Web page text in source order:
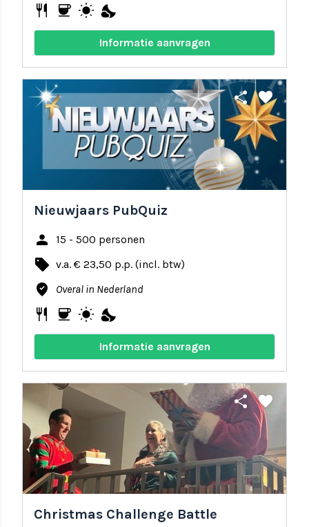
restaurant coffee wb_sunny nights_stay
Informatie aanvragen
share favorite
Nieuwjaars PubQuiz
person 15 - 500 personen
local_offer v.a. € 23,50 p.p. (incl. btw)
where_to_vote Overal in Nederland
restaurant coffee wb_sunny nights_stay
Informatie aanvragen
share favorite
Christmas Challenge Battle